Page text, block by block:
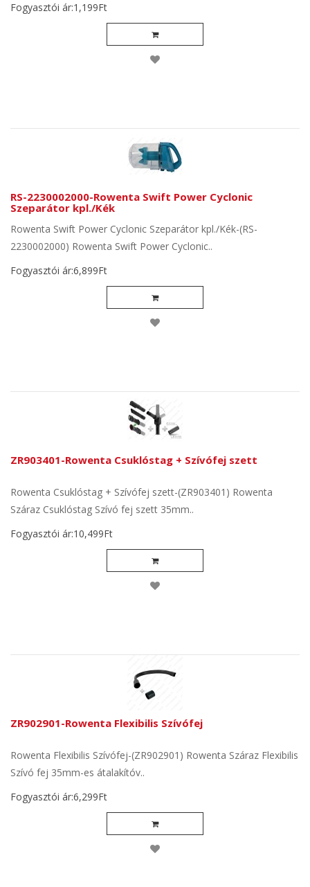
Fogyasztói ár:1,199Ft
RS-2230002000-Rowenta Swift Power Cyclonic
Szeparátor kpl./Kék
Rowenta Swift Power Cyclonic Szeparátor kpl./Kék-(RS-
2230002000) Rowenta Swift Power Cyclonic..
Fogyasztói ár:6,899Ft
ZR903401-Rowenta Csuklóstag + Szívófej szett
Rowenta Csuklóstag + Szívófej szett-(ZR903401) Rowenta
Száraz Csuklóstag Szívó fej szett 35mm..
Fogyasztói ár:10,499Ft
ZR902901-Rowenta Flexibilis Szívófej
Rowenta Flexibilis Szívófej-(ZR902901) Rowenta Száraz Flexibilis
Szívó fej 35mm-es átalakítóv..
Fogyasztói ár:6,299Ft